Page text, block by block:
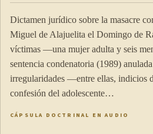
Dictamen jurídico sobre la masacre
Miguel de Alajuelita el Domingo de
víctimas —una mujer adulta y seis
sentencia condenatoria (1989)
irregularidades —entre ellas, indicios
confesión del adolescente…
CÁPSULA DOCTRINAL EN AUDIO